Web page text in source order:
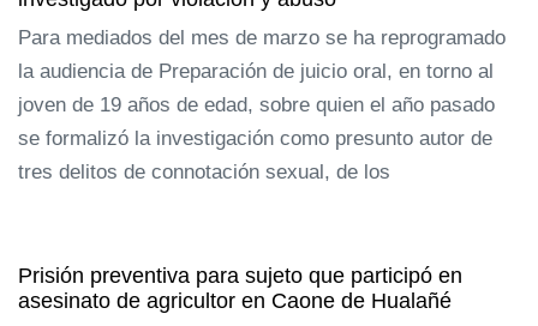
Para mediados del mes de marzo se ha reprogramado
la audiencia de Preparación de juicio oral, en torno al
joven de 19 años de edad, sobre quien el año pasado
se formalizó la investigación como presunto autor de
tres delitos de connotación sexual, de los
Prisión preventiva para sujeto que participó en
asesinato de agricultor en Caone de Hualañé